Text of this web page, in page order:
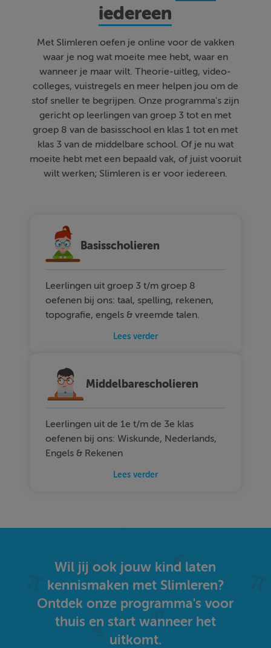
iedereen
Met Slimleren oefen je online voor de vakken
waar je nog wat moeite mee hebt, waar en
wanneer je maar wilt. Theorie-uitleg, video-
colleges, vuistregels en meer helpen jou om de
stof sneller te begrijpen. Onze programma's zijn
gericht op leerlingen van groep 3 tot en met
groep 8 van de basisschool en klas 1 tot en met
klas 3 van de middelbare school. Of je nu wat
moeite hebt met een bepaald vak, of juist vooruit
wilt werken; Slimleren is er voor iedereen.
Basisscholieren
Leerlingen uit groep 3 t/m groep 8
oefenen bij ons: taal, spelling, rekenen,
topografie, engels & vreemde talen.
Lees verder
Middelbarescholieren
Leerlingen uit de 1e t/m de 3e klas
oefenen bij ons: Wiskunde, Nederlands,
Engels & Rekenen
Lees verder
Wil jij ook jouw kind laten
kennismaken met Slimleren?
Ontdek onze programma's voor
thuis en start wanneer het
uitkomt.